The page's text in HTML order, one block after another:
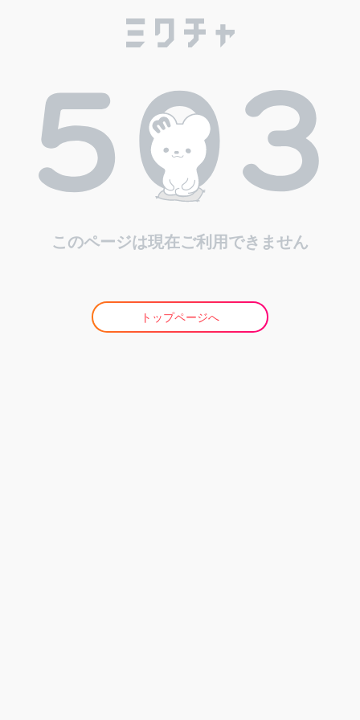
このページは現在ご利用できません